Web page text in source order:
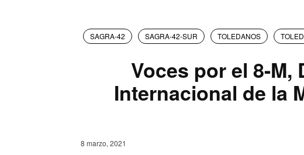
SAGRA-42 SAGRA-42-SUR TOLEDANOS
Voces por el 8-M,
Internacional de la
8 marzo, 2021